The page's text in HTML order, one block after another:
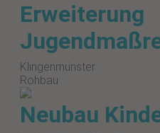
Erweiterung
Klingenmünster
Rohbau
Neubau